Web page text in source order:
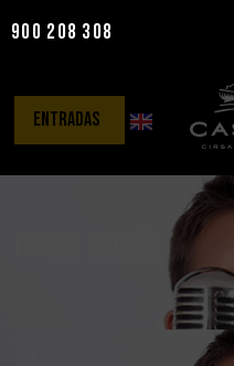
contenido
900 208 308
entradas